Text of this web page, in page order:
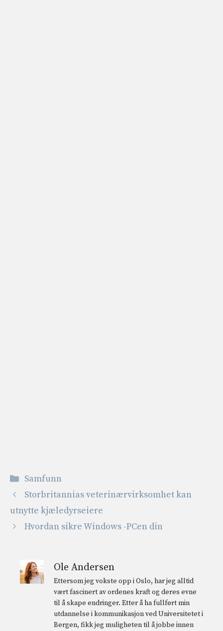
Kategorier
Samfunn
Storbritannias veterinærvirksomhet kan
utnytte kjæledyrseiere
Hvordan sikre Windows -PCen din
Ole Andersen
Ettersom jeg vokste opp i Oslo, har jeg alltid
vært fascinert av ordenes kraft og deres evne
til å skape endringer. Etter å ha fullført min
utdannelse i kommunikasjon ved Universitetet i
Bergen, fikk jeg muligheten til å jobbe innen